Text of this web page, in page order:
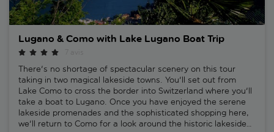
Lugano & Como with Lake Lugano Boat Trip
There's no shortage of spectacular scenery on this tour
taking in two magical lakeside towns. You'll set out from
Lake Como to cross the border into Switzerland where you'll
take a boat to Lugano. Once you have enjoyed the serene
lakeside promenades and the sophisticated shopping here,
we'll return to Como for a look around the historic lakeside